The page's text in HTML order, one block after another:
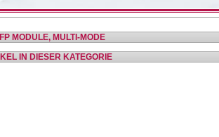
MODULE, MULTI-MODE
IN DIESER KATEGORIE